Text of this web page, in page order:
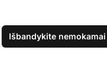
Išbandykite nemokamai